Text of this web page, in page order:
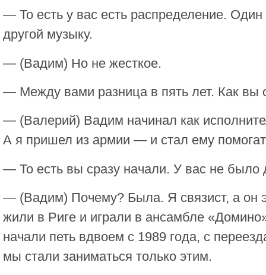
— То есть у вас есть распределение. Один
другой музыку.
— (Вадим) Но не жесткое.
— Между вами разница в пять лет. Как вы
— (Валерий) Вадим начинал как
А я пришел из армии — и стал ему
— То есть вы сразу начали. У вас не было
— (Вадим) Почему? Была. Я связист, а он
жили в Риге и играли в ансамбле
начали петь вдвоем с 1989 года, с
мы стали заниматься только этим.